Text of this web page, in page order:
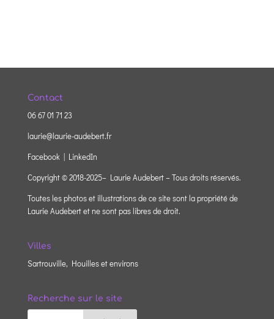
Contact
06 67 01 71 23
laurie@laurie-audebert.fr
Facebook | LinkedIn
Copyright © 2018-2025– Laurie Audebert – Tous droits réservés.
Toutes les photos et illustrations de ce site sont la propriété de
Laurie Audebert et ne sont pas libres de droit.
Villes
Sartrouville, Houilles et environs
Recherche sur le site